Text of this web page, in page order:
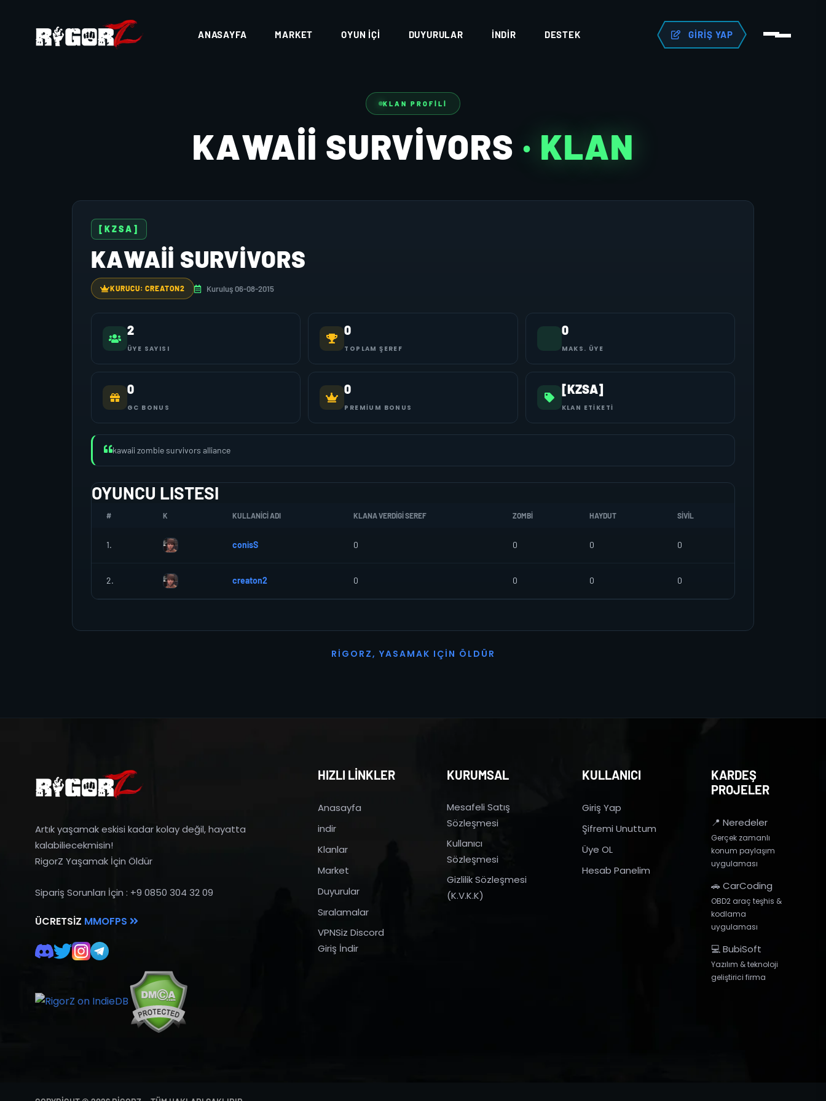
ANASAYFA MARKET OYUN İÇI DUYURULAR İNDIR DESTEK GIRIŞ YAP
KLAN PROFILI
KAWAII SURVIVORS · KLAN
[KZSA]
KAWAII SURVIVORS
KURUCU: CREATON2 Kuruluş 06-08-2015
2
ÜYE SAYISI
0
TOPLAM ŞEREF
0
MAKS. ÜYE
0
GC BONUS
0
PREMIUM BONUS
[KZSA]
KLAN ETIKETI
kawaii zombie survivors alliance
OYUNCU LISTESI
# K KULLANICI ADI KLANA VERDIGI SEREF ZOMBI HAYDUT SIVIL
1. conisS 0 0 0 0
2. creaton2 0 0 0 0
R I G O R Z, YASAMAK I ÇI N Ö L D Ü R
Artık yaşamak eskisi kadar kolay değil, hayatta
kalabiliecekmisin!
RigorZ Yaşamak İçin Öldür
Sipariş Sorunları İçin : +9 0850 304 32 09
ÜCRETSIZ MMOFPS
HIZLI LİNKLER
Anasayfa
indir
Klanlar
Market
Duyurular
Sıralamalar
VPNSiz Discord
Giriş İndir
KURUMSAL
Mesafeli Satış
Sözleşmesi
Kullanıcı
Sözleşmesi
Gizlilik Sözleşmesi
(K.V.K.K)
KULLANICI
Giriş Yap
Şifremi Unuttum
Üye OL
Hesab Panelim
KARDEŞ
PROJELER
📍 Neredeler
Gerçek zamanlı
konum paylaşım
uygulaması
🚗 CarCoding
OBD2 araç teşhis &
kodlama
uygulaması
💻 BubiSoft
Yazılım & teknoloji
geliştirici firma